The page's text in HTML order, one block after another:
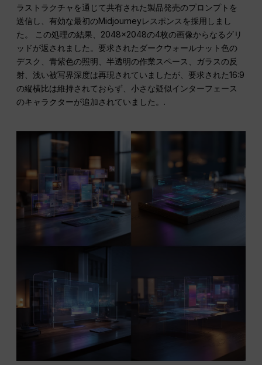
ラストラクチャを通じて共有された製品発売のプロンプトを
送信し、有効な最初のMidjourneyレスポンスを採用しまし
た。 この処理の結果、2048×2048の4枚の画像からなるグリ
ッドが返されました。要求されたダークウォールナット色の
デスク、青紫色の照明、半透明の作業スペース、ガラスの反
射、浅い被写界深度は再現されていましたが、要求された16:9
の縦横比は維持されておらず、小さな疑似インターフェース
のキャラクターが追加されていました。.